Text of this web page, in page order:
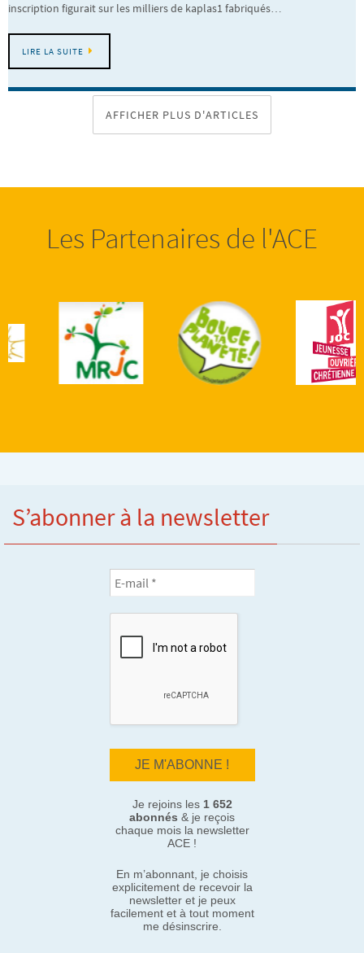
inscription figurait sur les milliers de kaplas1 fabriqués…
LIRE LA SUITE
AFFICHER PLUS D'ARTICLES
Les Partenaires de l'ACE
S’abonner à la newsletter
Je rejoins les 1 652
abonnés & je reçois
chaque mois la newsletter
ACE !
En m’abonnant, je choisis
explicitement de recevoir la
newsletter et je peux
facilement et à tout moment
me désinscrire.